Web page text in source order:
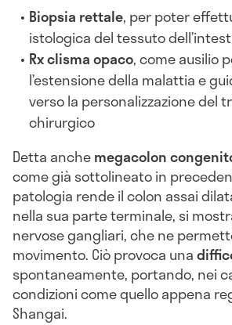
Biopsia rettale, per poter
istologica del tessuto
Rx clisma opaco, come ausilio
l’estensione della malattia e
verso la personalizzazione del
chirurgico
Detta anchemegacolon
come già sottolineato in
patologia rende il colon assai
nella sua parte terminale, si
nervose gangliari, che ne
movimento. Ciò provoca una
spontaneamente, portando, nei
condizioni come quello appena
Shangai.